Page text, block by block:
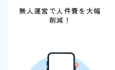
無人運営で人件費を大幅
削減！